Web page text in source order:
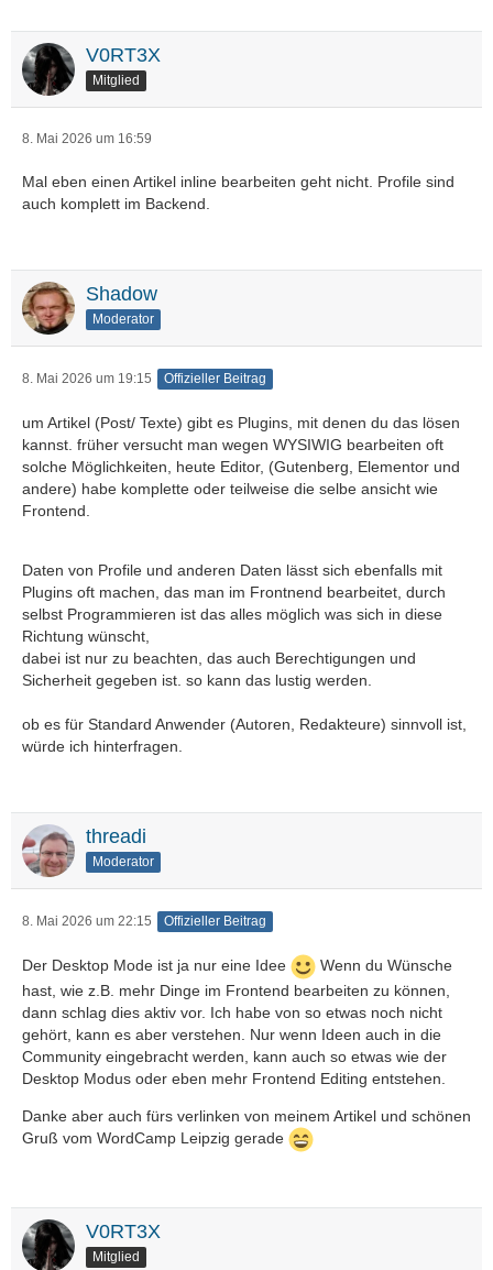
V0RT3X
Mitglied
8. Mai 2026 um 16:59
Mal eben einen Artikel inline bearbeiten geht nicht. Profile sind
auch komplett im Backend.
Shadow
Moderator
8. Mai 2026 um 19:15 Offizieller Beitrag
um Artikel (Post/ Texte) gibt es Plugins, mit denen du das lösen
kannst. früher versucht man wegen WYSIWIG bearbeiten oft
solche Möglichkeiten, heute Editor, (Gutenberg, Elementor und
andere) habe komplette oder teilweise die selbe ansicht wie
Frontend.
Daten von Profile und anderen Daten lässt sich ebenfalls mit
Plugins oft machen, das man im Frontnend bearbeitet, durch
selbst Programmieren ist das alles möglich was sich in diese
Richtung wünscht,
dabei ist nur zu beachten, das auch Berechtigungen und
Sicherheit gegeben ist. so kann das lustig werden.
ob es für Standard Anwender (Autoren, Redakteure) sinnvoll ist,
würde ich hinterfragen.
threadi
Moderator
8. Mai 2026 um 22:15 Offizieller Beitrag
Der Desktop Mode ist ja nur eine Idee
Wenn du Wünsche
hast, wie z.B. mehr Dinge im Frontend bearbeiten zu können,
dann schlag dies aktiv vor. Ich habe von so etwas noch nicht
gehört, kann es aber verstehen. Nur wenn Ideen auch in die
Community eingebracht werden, kann auch so etwas wie der
Desktop Modus oder eben mehr Frontend Editing entstehen.
Danke aber auch fürs verlinken von meinem Artikel und schönen
Gruß vom WordCamp Leipzig gerade
V0RT3X
Mitglied